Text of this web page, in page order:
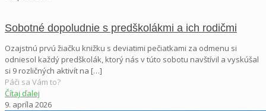
Sobotné dopoludnie s predškolákmi a ich rodičmi
Ozajstnú prvú žiačku knižku s deviatimi pečiatkami za odmenu si
odniesol každý predškolák, ktorý nás v túto sobotu navštívil a vyskúšal
si 9 rozličných aktivít na […]
Páči sa Vám to?
Čítaj ďalej
9. apríla 2026